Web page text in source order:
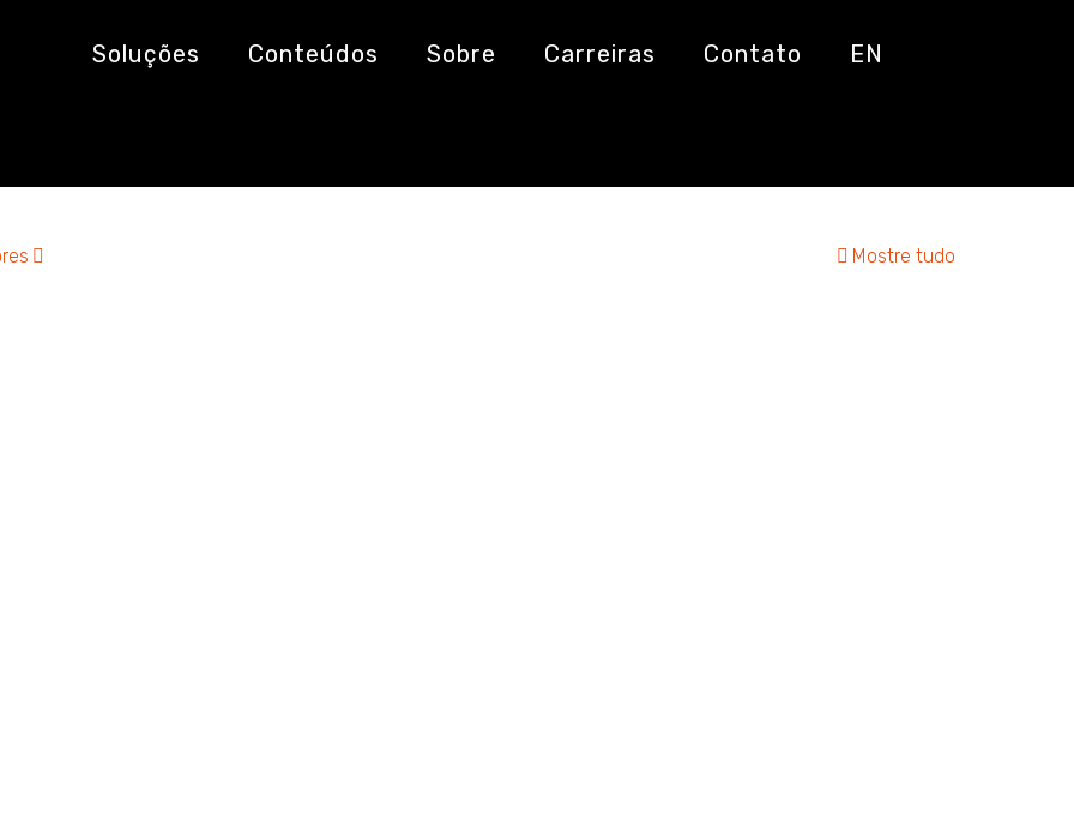
Soluções Conteúdos Sobre Carreiras Contato EN
Mostre tudo